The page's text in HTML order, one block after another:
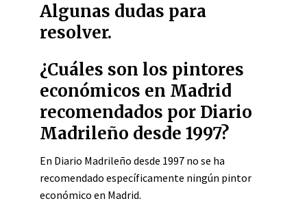
Algunas dudas para
resolver.
¿Cuáles son los pintores
económicos en Madrid
recomendados por Diario
Madrileño desde 1997?
En Diario Madrileño desde 1997 no se ha
recomendado específicamente ningún pintor
económico en Madrid.